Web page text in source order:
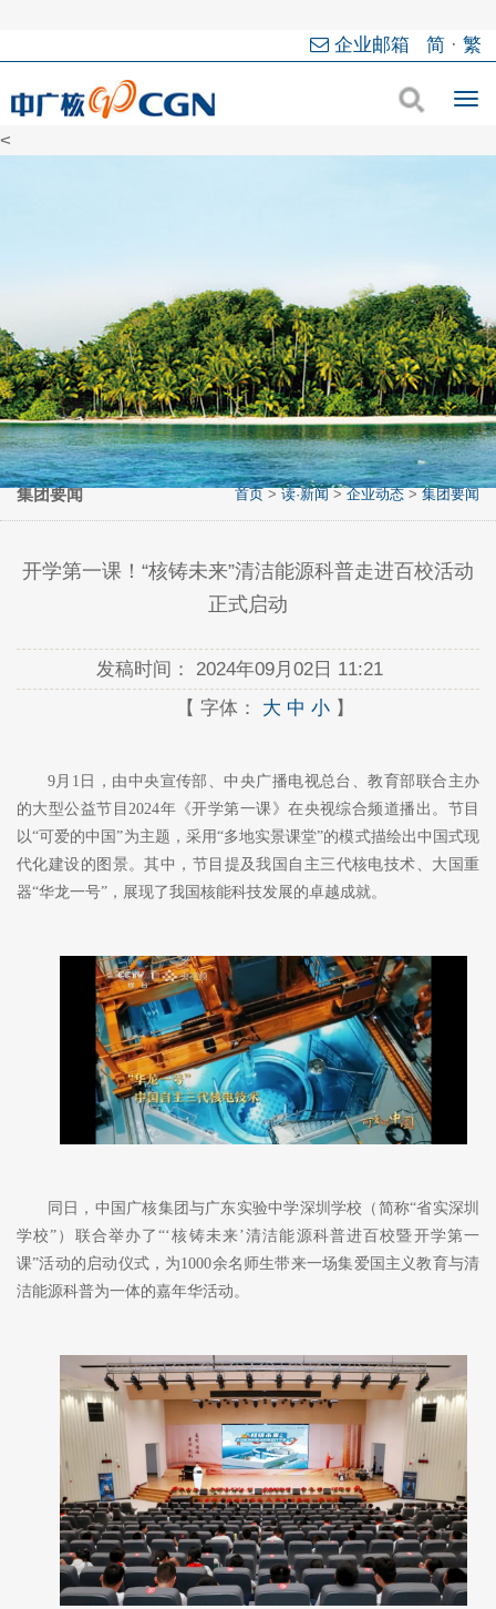
企业邮箱 简· 繁
<
首页 > 读·新闻 > 企业动态 > 集团要闻
集团要闻
开学第一课！“核铸未来”清洁能源科普走进百校活动
正式启动
发稿时间： 2024年09月02日 11:21
【 字体： 大 中 小】
9月1日，由中央宣传部、中央广播电视总台、教育部联合主办
的大型公益节目2024年《开学第一课》在央视综合频道播出。节目
以“可爱的中国”为主题，采用“多地实景课堂”的模式描绘出中国式现
代化建设的图景。其中，节目提及我国自主三代核电技术、大国重
器“华龙一号”，展现了我国核能科技发展的卓越成就。
同日，中国广核集团与广东实验中学深圳学校（简称“省实深圳
学校”）联合举办了“‘核铸未来’清洁能源科普进百校暨开学第一
课”活动的启动仪式，为1000余名师生带来一场集爱国主义教育与清
洁能源科普为一体的嘉年华活动。